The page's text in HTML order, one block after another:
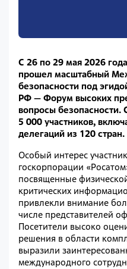
С 26 по 29 мая 2026
прошел масштабный
безопасности под
РФ — Форум высоких
вопросы
5 000 участников,
делегаций из 120 стран.
Особый интерес
госкорпорации
посвященные
критических
привлекли внимание
числе представителей
Посетители высоко
решения в области
выразили
международного